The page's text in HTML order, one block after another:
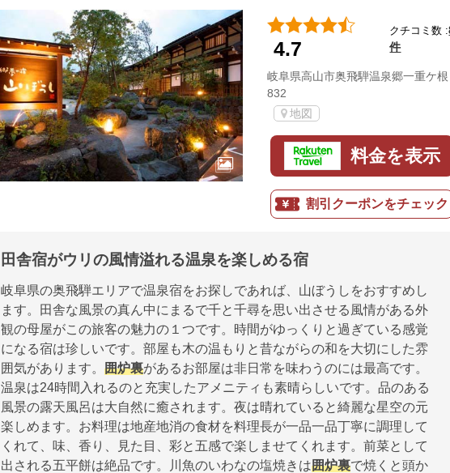
4.7
クチコミ数 :
件
岐阜県高山市奥飛騨温泉郷一重ケ根
832
地図
料金を表示
割引クーポンをチェック
田舎宿がウリの風情溢れる温泉を楽しめる宿
岐阜県の奥飛騨エリアで温泉宿をお探しであれば、山ぼうしをおすすめし
ます。田舎な風景の真ん中にまるで千と千尋を思い出させる風情がある外
観の母屋がこの旅客の魅力の１つです。時間がゆっくりと過ぎている感覚
になる宿は珍しいです。部屋も木の温もりと昔ながらの和を大切にした雰
囲気があります。 囲炉裏があるお部屋は非日常を味わうのには最高です。
温泉は24時間入れるのと充実したアメニティも素晴らしいです。品のある
風景の露天風呂は大自然に癒されます。夜は晴れていると綺麗な星空の元
楽しめます。お料理は地産地消の食材を料理長が一品一品丁寧に調理して
くれて、味、香り、見た目、彩と五感で楽しませてくれます。前菜として
出される五平餅は絶品です。川魚のいわなの塩焼きは囲炉裏で焼くと頭か